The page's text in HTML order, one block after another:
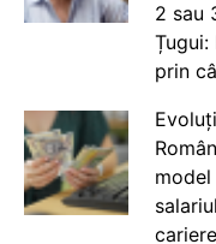
2 sau
prin